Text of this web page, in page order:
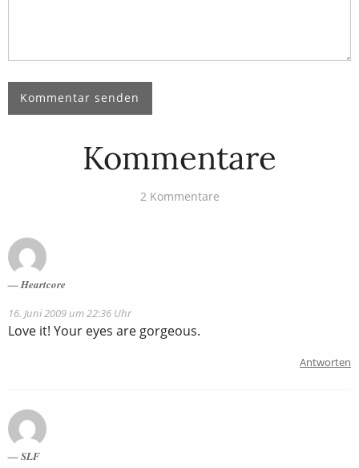
Kommentare
2 Kommentare
Heartcore
16. Juni 2009 um 22:36 Uhr
Love it! Your eyes are gorgeous.
Antworten
SLF